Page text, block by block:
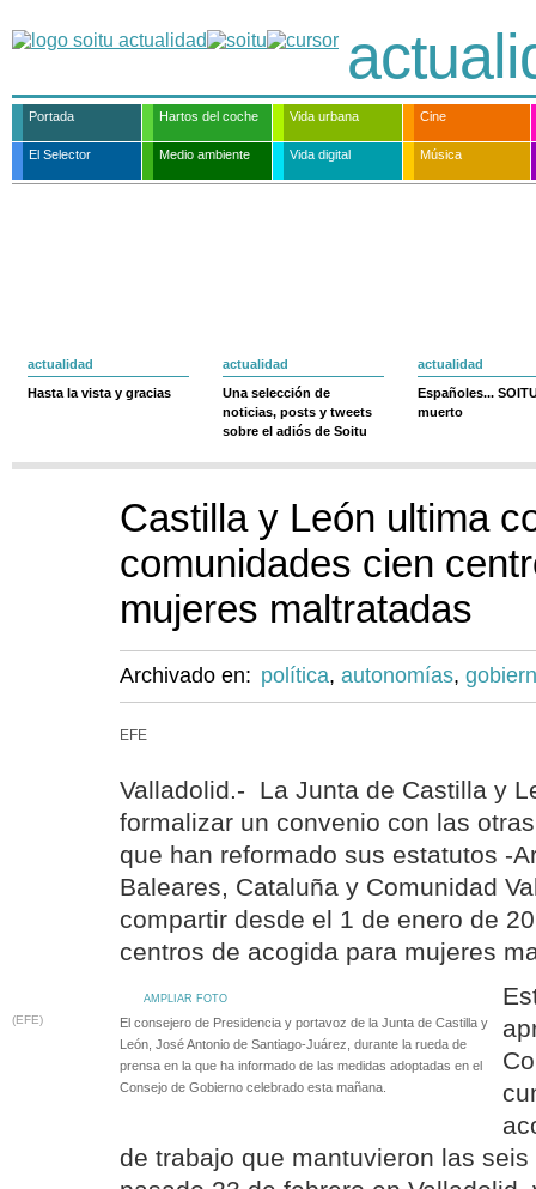
Portada Hartos del coche Vida urbana Cine
El Selector Medio ambiente Vida digital Música
actualidad
Hasta la vista y gracias
actualidad
Una selección de
noticias, posts y tweets
sobre el adiós de Soitu
actualidad
Españoles...
muerto
Castilla y León ultima
comunidades cien
mujeres maltratadas
Archivado en: política, autonomías,
EFE
Valladolid.- La Junta de Castilla y
formalizar un convenio con las
que han reformado sus estatutos -
Baleares, Cataluña y Comunidad
compartir desde el 1 de enero de
centros de acogida para mujeres
AMPLIAR FOTO
(EFE)
El consejero de Presidencia y portavoz de la Junta de Castilla y
León, José Antonio de Santiago-Juárez, durante la rueda de
prensa en la que ha informado de las medidas adoptadas en el
Consejo de Gobierno celebrado esta mañana.
de trabajo que mantuvieron las